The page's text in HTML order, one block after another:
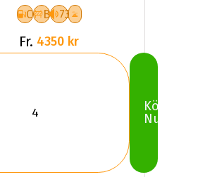
C B 73
Fr. 4350 kr
Köp
Nu